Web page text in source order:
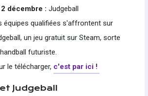
décembre : Judgeball
équipes qualifiées s'affrontent sur
un jeu gratuit sur Steam, sorte
futuriste.
le télécharger, c'est par ici !
Judgeball